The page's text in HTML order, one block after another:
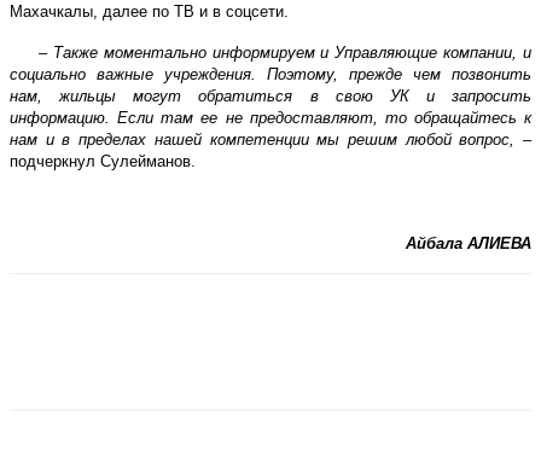
Махачкалы, далее по ТВ и в соцсети.
– Также моментально информируем и Управляющие компании, и
социально важные учреждения. Поэтому, прежде чем позвонить
нам, жильцы могут обратиться в свою УК и запросить
информацию. Если там ее не предоставляют, то обращайтесь к
нам и в пределах нашей компетенции мы решим любой вопрос,
–
подчеркнул Сулейманов.
Айбала АЛИЕВА